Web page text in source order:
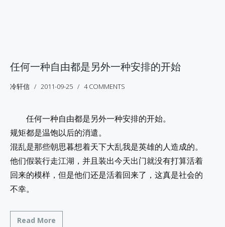
任何一种自由都是另外一种安排的开始
冷轩信 2011-09-25 4 COMMENTS
任何一种自由都是另外一种安排的开始。
规矩都是温饱以后的消遣。
混乱是那些朝思暮想着天下大乱我是英雄的人造成的。
他们假装行走江湖，并且装出今天出门就没有打算活着
回来的模样，但是他们还是活着回来了，这真是社会的
不幸。
Read More